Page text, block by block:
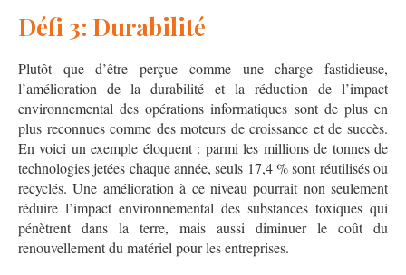
Défi 3: Durabilité
Plutôt que d’être perçue comme une charge fastidieuse,
l’amélioration de la durabilité et la réduction de l’impact
environnemental des opérations informatiques sont de plus en
plus reconnues comme des moteurs de croissance et de succès.
En voici un exemple éloquent : parmi les millions de tonnes de
technologies jetées chaque année, seuls 17,4 % sont réutilisés ou
recyclés. Une amélioration à ce niveau pourrait non seulement
réduire l’impact environnemental des substances toxiques qui
pénètrent dans la terre, mais aussi diminuer le coût du
renouvellement du matériel pour les entreprises.